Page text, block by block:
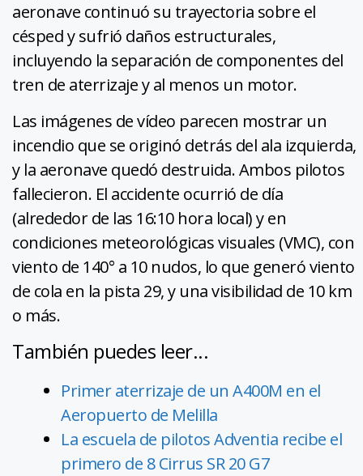
aeronave continuó su trayectoria sobre el
césped y sufrió daños estructurales,
incluyendo la separación de componentes del
tren de aterrizaje y al menos un motor.
Las imágenes de vídeo parecen mostrar un
incendio que se originó detrás del ala izquierda,
y la aeronave quedó destruida. Ambos pilotos
fallecieron. El accidente ocurrió de día
(alrededor de las 16:10 hora local) y en
condiciones meteorológicas visuales (VMC), con
viento de 140° a 10 nudos, lo que generó viento
de cola en la pista 29, y una visibilidad de 10 km
o más.
También puedes leer...
Primer aterrizaje de un A400M en el
Aeropuerto de Melilla
La escuela de pilotos Adventia recibe el
primero de 8 Cirrus SR 20 G7